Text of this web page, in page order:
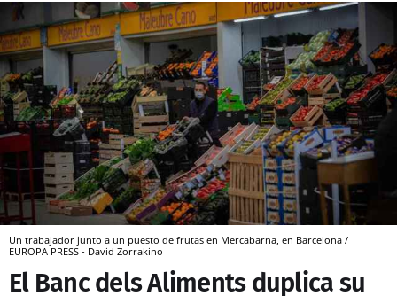
Un trabajador junto a un puesto de frutas en Mercabarna, en Barcelona /
EUROPA PRESS - David Zorrakino
El Banc dels Aliments duplica su